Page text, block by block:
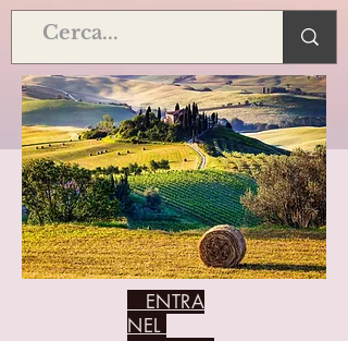
ENTRA
NEL